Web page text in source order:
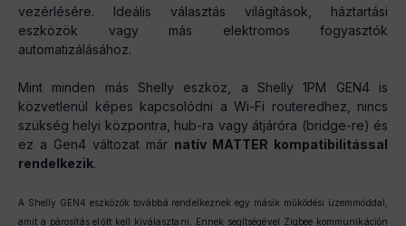
vezérlésére. Ideális választás világítások, háztartási
eszközök vagy más elektromos fogyasztók
automatizálásához.
Mint minden más Shelly eszköz, a Shelly 1PM GEN4 is
közvetlenül képes kapcsolódni a Wi-Fi routeredhez, nincs
szükség helyi központra, hub-ra vagy átjáróra (bridge-re) és
ez a Gen4 változat már natív MATTER kompatibilitással
rendelkezik.
A Shelly GEN4 eszközök továbbá rendelkeznek egy másik működési üzemmóddal,
amit a párosítás előtt kell kiválasztani. Ennek segítségével Zigbee kommunikáción